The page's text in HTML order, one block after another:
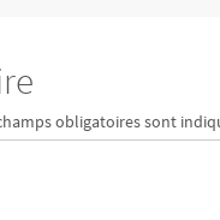
obligatoires sont